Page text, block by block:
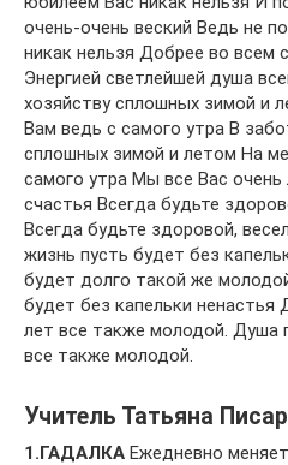
очень-очень веский Ведь не
никак нельзя Добрее во всем
Энергией светлейшей душа
хозяйству сплошных зимой и
Вам ведь с самого утра В
сплошных зимой и летом На
самого утра Мы все Вас
счастья Всегда будьте
Всегда будьте здоровой,
жизнь пусть будет без
будет долго такой же
будет без капельки
лет все также молодой. Душа
все также молодой.
Учитель Татьяна
1.ГАДАЛКА Ежедневно